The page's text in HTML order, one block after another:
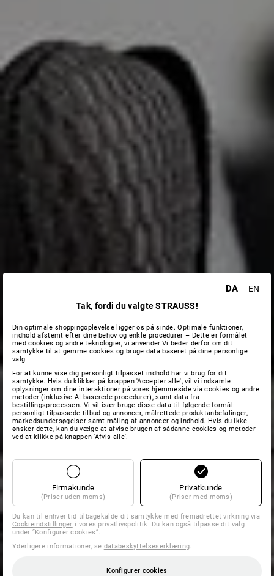
DA
EN
Tak, fordi du valgte STRAUSS!
Din optimale shoppingoplevelse ligger os på sinde. Optimale funktioner,
indhold afstemt efter dine behov og enkle procedurer – Dette er formålet
med cookies og andre teknologier, vi anvender.Vi beder derfor om dit
samtykke til at gemme cookies og bruge data baseret på dine personlige
valg.
For at kunne vise dig personligt tilpasset indhold har vi brug for dit
samtykke. Hvis du klikker på knappen 'Accepter alle', vil vi indsamle
oplysninger om dine interaktioner på vores hjemmeside via cookies og andre
metoder (inklusive AI-baserede procedurer), samt data fra
bestillingsprocessen. Vi vil især bruge disse data til følgende formål:
personligt tilpassede tilbud og annoncer, målrettede produktanbefalinger,
markedsundersøgelser samt måling af annoncer og indhold. Hvis du ikke
ønsker dette, kan du vælge at afvise brugen af sådanne cookies og metoder
ved at klikke på knappen 'Afvis alle'.
Firmakunde
(Priser uden moms)
Privatkunde
(Priser med moms)
Du kan til enhver tid tilbagekalde dit samtykke med fremadrettet virkning via
Cookieindstillinger i vores privatlivspolitik. Du kan også tilpasse dit valg
under ”Konfigurer cookies”.
Yderligere informationer, se databeskyttelseserklæring.
Konfigurer cookies